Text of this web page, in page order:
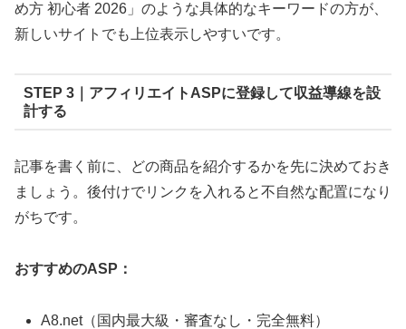
め方 初心者 2026」のような具体的なキーワードの方が、
新しいサイトでも上位表示しやすいです。
STEP 3｜アフィリエイトASPに登録して収益導線を設
計する
記事を書く前に、どの商品を紹介するかを先に決めておき
ましょう。後付けでリンクを入れると不自然な配置になり
がちです。
おすすめのASP：
A8.net（国内最大級・審査なし・完全無料）